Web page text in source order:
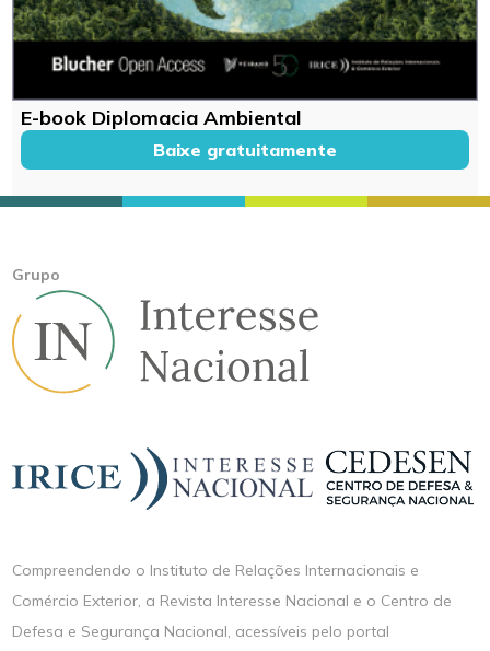
E-book Diplomacia Ambiental
Baixe gratuitamente
Grupo
Compreendendo o Instituto de Relações Internacionais e
Comércio Exterior, a Revista Interesse Nacional e o Centro de
Defesa e Segurança Nacional, acessíveis pelo portal